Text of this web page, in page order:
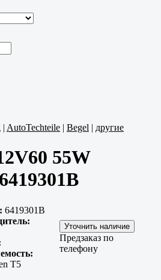
| AutoTechteile | Begel | другие
55W
6419301B
T5
Предзаказ по
телефону